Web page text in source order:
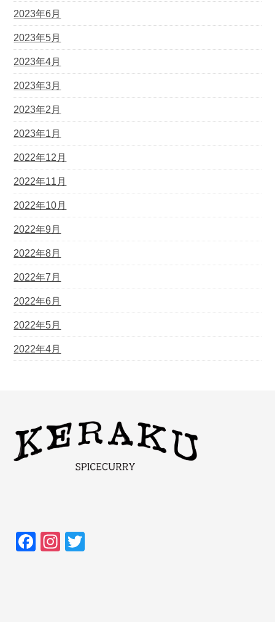
2023年6月
2023年5月
2023年4月
2023年3月
2023年2月
2023年1月
2022年12月
2022年11月
2022年10月
2022年9月
2022年8月
2022年7月
2022年6月
2022年5月
2022年4月
F
In